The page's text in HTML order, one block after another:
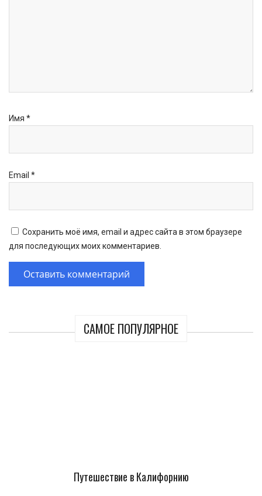
САМОЕ ПОПУЛЯРНОЕ
Путешествие в Калифорнию
Имя *
Email *
Сохранить моё имя, email и адрес сайта в этом браузере
для последующих моих комментариев.